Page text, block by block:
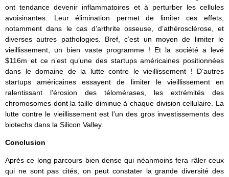
ont tendance devenir inflammatoires et à perturber les cellules
avoisinantes. Leur élimination permet de limiter ces effets,
notamment dans le cas d’arthrite osseuse, d’athérosclérose, et
diverses autres pathologies. Bref, c’est un moyen de limiter le
vieillissement, un bien vaste programme ! Et la société a levé
$116m et ce n’est qu’une des startups américaines positionnées
dans le domaine de la lutte contre le vieillissement ! D’autres
startups américaines essayent de limiter le vieillissement en
ralentissant l’érosion des télomérases, les extrémités des
chromosomes dont la taille diminue à chaque division cellulaire. La
lutte contre le vieillissement est l’un des gros investissements des
biotechs dans la Silicon Valley.
Conclusion
Après ce long parcours bien dense qui néanmoins fera râler ceux
qui ne sont pas cités, on peut constater la grande diversité des